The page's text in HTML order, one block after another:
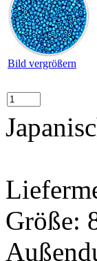
Bild vergrößern
Größe: